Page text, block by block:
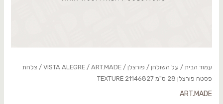
עמוד הבית/ על השולחן / פורצלן /
VISTA ALEGRE /ART.MADE
/ צלחת
פסטה פורצלן 28 ס"מ TEXTURE 21146827
ART.MADE